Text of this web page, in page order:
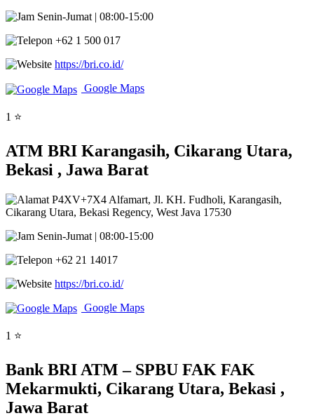
Senin-Jumat | 08:00-15:00
+62 1 500 017
https://bri.co.id/
Google Maps
1 ⭐
ATM BRI Karangasih, Cikarang Utara,
Bekasi , Jawa Barat
P4XV+7X4 Alfamart, Jl. KH. Fudholi, Karangasih,
Cikarang Utara, Bekasi Regency, West Java 17530
Senin-Jumat | 08:00-15:00
+62 21 14017
https://bri.co.id/
Google Maps
1 ⭐
Bank BRI ATM – SPBU FAK FAK
Mekarmukti, Cikarang Utara, Bekasi ,
Jawa Barat